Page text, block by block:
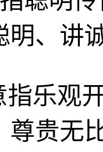
、讲
指乐观
贵无